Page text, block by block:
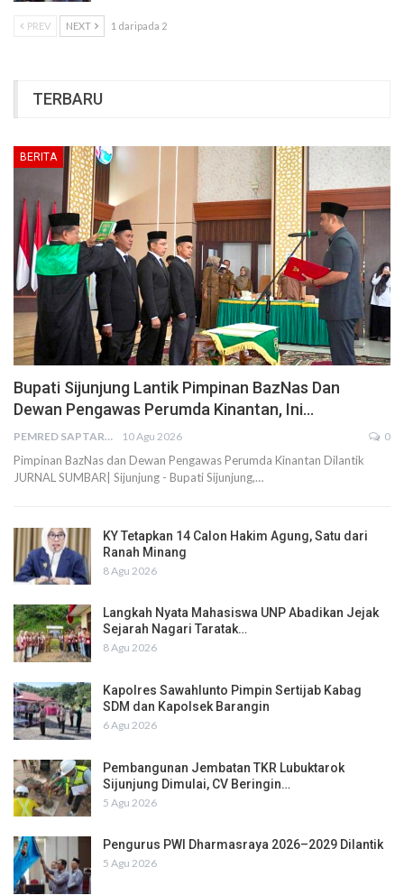
PREV NEXT 1 daripada 2
TERBARU
BERITA
Bupati Sijunjung Lantik Pimpinan BazNas Dan
Dewan Pengawas Perumda Kinantan, Ini…
PEMRED SAPTARIUS 10 Agu 2026 0
Pimpinan BazNas dan Dewan Pengawas Perumda Kinantan Dilantik
JURNAL SUMBAR| Sijunjung - Bupati Sijunjung,…
KY Tetapkan 14 Calon Hakim Agung, Satu dari
Ranah Minang
8 Agu 2026
Langkah Nyata Mahasiswa UNP Abadikan Jejak
Sejarah Nagari Taratak…
8 Agu 2026
Kapolres Sawahlunto Pimpin Sertijab Kabag
SDM dan Kapolsek Barangin
6 Agu 2026
Pembangunan Jembatan TKR Lubuktarok
Sijunjung Dimulai, CV Beringin…
5 Agu 2026
Pengurus PWI Dharmasraya 2026–2029 Dilantik
5 Agu 2026